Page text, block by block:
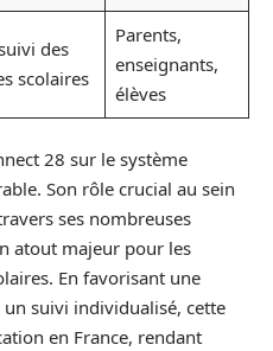
des
scolaires
Parents,
enseignants,
élèves
28 sur le système
Son rôle crucial au sein
ses nombreuses
atout majeur pour les
En favorisant une
suivi individualisé, cette
en France, rendant